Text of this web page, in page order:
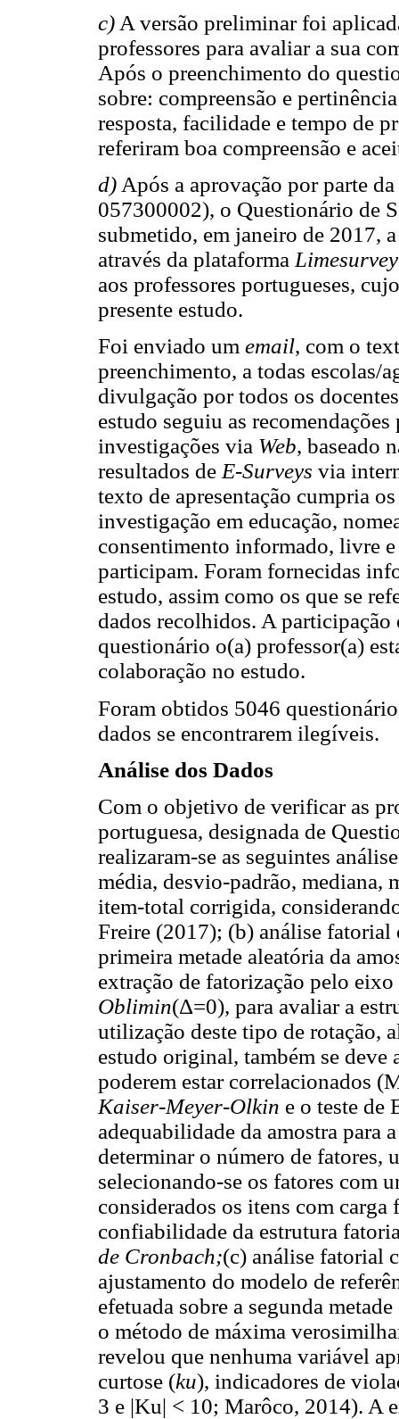
c) A versão preliminar foi
professores para avaliar a sua
Após o preenchimento do
sobre: compreensão e
resposta, facilidade e tempo de
referiram boa compreensão e
d) Após a aprovação por parte
057300002), o Questionário de
submetido, em janeiro de 2017,
através da plataforma Limesurvey
aos professores portugueses,
presente estudo.
Foi enviado um email, com o
preenchimento, a todas escolas/
divulgação por todos os
estudo seguiu as
investigações via Web, baseado
resultados de E-Surveys via
texto de apresentação cumpria
investigação em educação,
consentimento informado, livre
participam. Foram fornecidas
estudo, assim como os que se
dados recolhidos. A
questionário o(a) professor(a)
colaboração no estudo.
Foram obtidos 5046
dados se encontrarem ilegíveis.
Análise dos Dados
Com o objetivo de verificar as
portuguesa, designada de
realizaram-se as seguintes
média, desvio-padrão, mediana,
item-total corrigida,
Freire (2017); (b) análise
primeira metade aleatória da
extração de fatorização pelo
Oblimin(Δ=0), para avaliar a
utilização deste tipo de rotação,
estudo original, também se deve
poderem estar correlacionados
Kaiser-Meyer-Olkin e o teste de
adequabilidade da amostra para
determinar o número de
selecionando-se os fatores com
considerados os itens com
confiabilidade da estrutura
de Cronbach;(c) análise fatorial
ajustamento do modelo de
efetuada sobre a segunda
o método de máxima
revelou que nenhuma variável
curtose (ku), indicadores de
3 e |Ku| < 10; Marôco, 2014). A